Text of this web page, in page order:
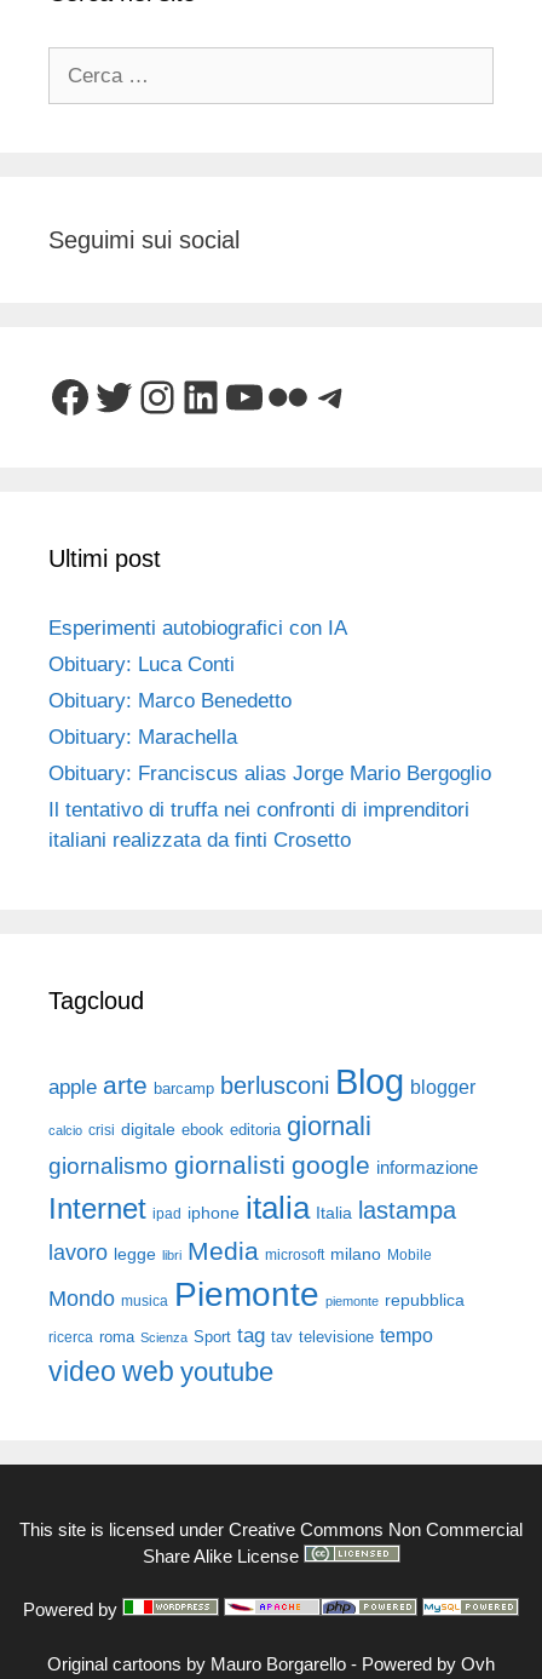
Seguimi sui social
Facebook
Twitter
Instagram
LinkedIn
YouTube
FlickrTelegram
Ultimi post
Esperimenti autobiografici con IA
Obituary: Luca Conti
Obituary: Marco Benedetto
Obituary: Marachella
Obituary: Franciscus alias Jorge Mario Bergoglio
Il tentativo di truffa nei confronti di imprenditori
italiani realizzata da finti Crosetto
Tagcloud
apple arte barcamp berlusconi Blog blogger
calcio crisi digitale ebook editoria giornali
giornalismo giornalisti google informazione
Internet ipad iphone italia Italia lastampa
lavoro legge libri Media microsoft milano Mobile
Mondo musica Piemonte piemonte repubblica
ricerca roma Scienza Sport tag tav televisione tempo
video web youtube
This site is licensed under Creative Commons Non Commercial
Share Alike License
Powered by
Original cartoons by Mauro Borgarello - Powered by Ovh